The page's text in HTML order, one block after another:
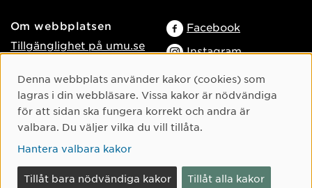
Om webbplatsen
Tillgänglighet på umu.se
personuppgifter
Hantera kakor
Logga in som
webbredaktör
Facebook
Instagram
TikTok
Youtube
LinkedIn
Cookie-samtycke
Denna webbplats använder kakor (cookies) som
lagras i din webbläsare. Vissa kakor är nödvändiga
för att sidan ska fungera korrekt och andra är
valbara. Du väljer vilka du vill tillåta.
Hantera valbara kakor
Tillåt bara nödvändiga kakor Tillåt alla kakor